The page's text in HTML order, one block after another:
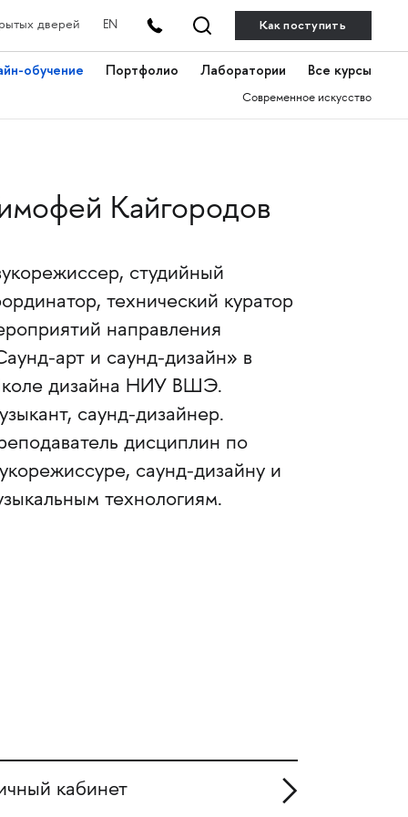
дверей EN Как поступить
обучение Портфолио Лаборатории Все курсы
Современное искусство
Кайгородов
студийный
технический куратор
направления
арт и саунд-дизайн» в
дизайна НИУ ВШЭ.
саунд-дизайнер.
дисциплин по
саунд-дизайну и
технологиям.
кабинет